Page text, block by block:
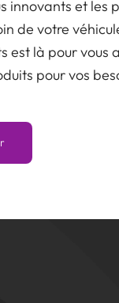
innovants et les
de votre
est là pour vous
pour vos